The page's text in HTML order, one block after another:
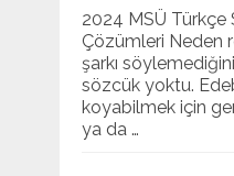
2024 MSÜ Türkçe
Çözümleri Neden
şarkı
sözcük yoktu.
koyabilmek için
ya da …